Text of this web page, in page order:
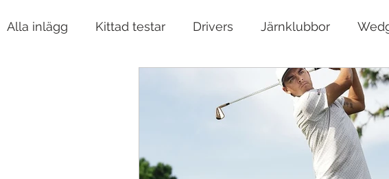
Alla inlägg Kittad testar Drivers Järnklubbor
Fairway, Hybrider & Utility irons
Övrigt